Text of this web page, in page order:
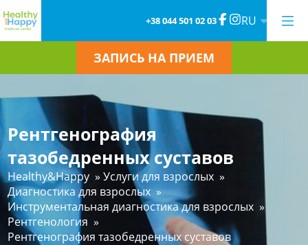
+38 044 501 02 03 RU
ЗАПИСЬ НА ПРИЕМ
Рентгенография
тазобедренных суставов
Healthy&Happy » Услуги для взрослых »
Диагностика для взрослых »
Инструментальная диагностика для взрослых »
Рентгенология »
Рентгенография тазобедренных суставов